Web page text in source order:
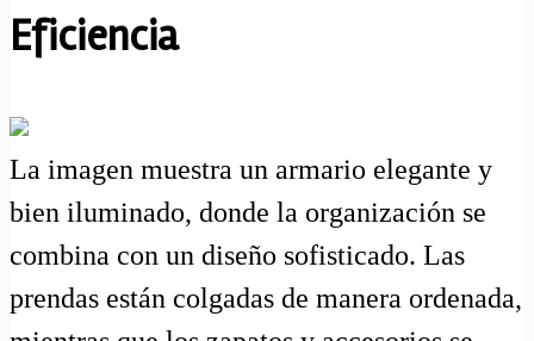
Eficiencia
La imagen muestra un armario elegante y
bien iluminado, donde la organización se
combina con un diseño sofisticado. Las
prendas están colgadas de manera ordenada,